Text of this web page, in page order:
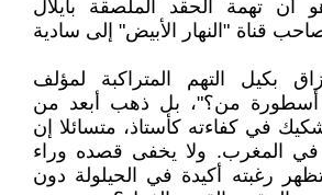
أن تهمة الحقد الملصقة بأيلال
قناة "النهار الأبيض" إلى سادية
بكيل التهم المتراكبة لمؤلف
أسطورة من؟"، بل ذهب أبعد من
في كفاءته كأستاذ، متسائلا إن
المغرب. ولا يخفى قصده وراء
رغبته أكيدة في الحيلولة دون